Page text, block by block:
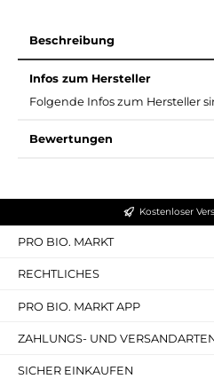
Beschreibung
Infos zum Hersteller
Folgende Infos zum Hersteller
Bewertungen
Kostenloser
PRO BIO. MARKT
RECHTLICHES
PRO BIO. MARKT APP
ZAHLUNGS- UND
SICHER EINKAUFEN